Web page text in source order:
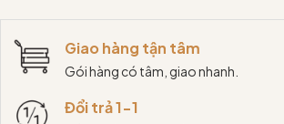
Giao hàng tận tâm
Gói hàng có tâm, giao nhanh.
Đổi trả 1-1